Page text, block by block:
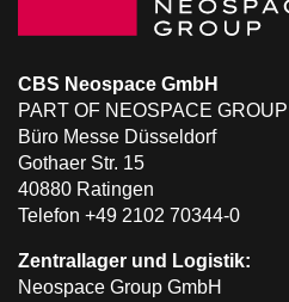
CBS Neospace GmbH
PART OF NEOSPACE GROUP
Büro Messe Düsseldorf
Gothaer Str. 15
40880 Ratingen
Telefon +49 2102 70344-0
Zentrallager und Logistik:
Neospace Group GmbH